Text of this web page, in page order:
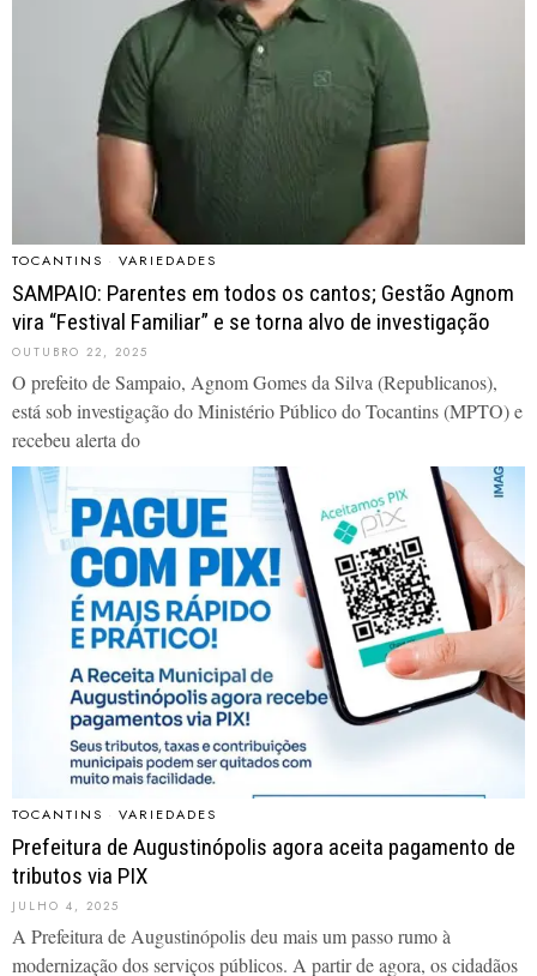
TOCANTINS · VARIEDADES
SAMPAIO: Parentes em todos os cantos; Gestão Agnom
vira “Festival Familiar” e se torna alvo de investigação
OUTUBRO 22, 2025
O prefeito de Sampaio, Agnom Gomes da Silva (Republicanos),
está sob investigação do Ministério Público do Tocantins (MPTO) e
recebeu alerta do
TOCANTINS · VARIEDADES
Prefeitura de Augustinópolis agora aceita pagamento de
tributos via PIX
JULHO 4, 2025
A Prefeitura de Augustinópolis deu mais um passo rumo à
modernização dos serviços públicos. A partir de agora, os cidadãos